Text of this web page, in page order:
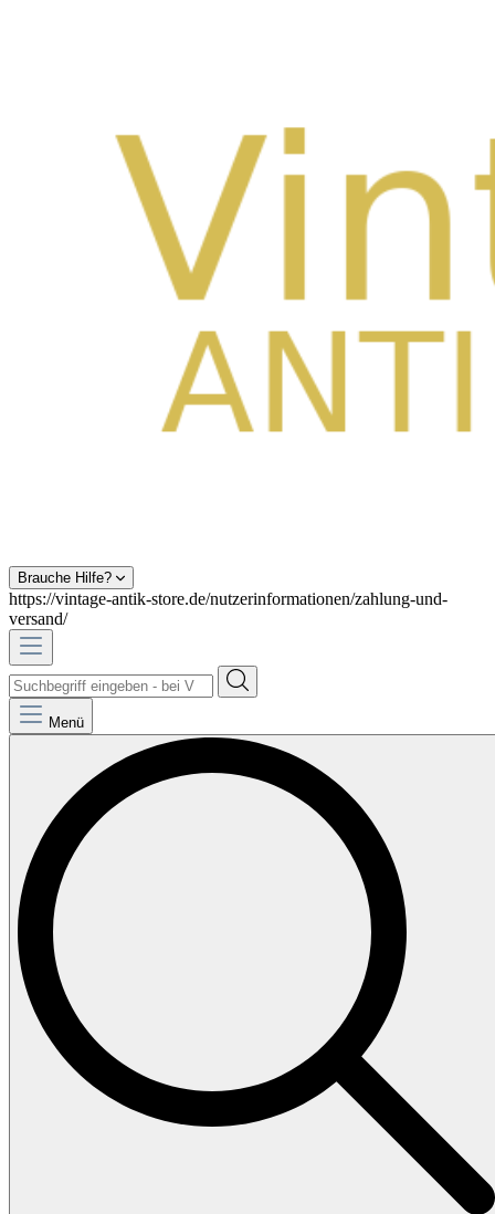
Brauche Hilfe?
https://vintage-antik-store.de/nutzerinformationen/zahlung-und-
versand/
Menü